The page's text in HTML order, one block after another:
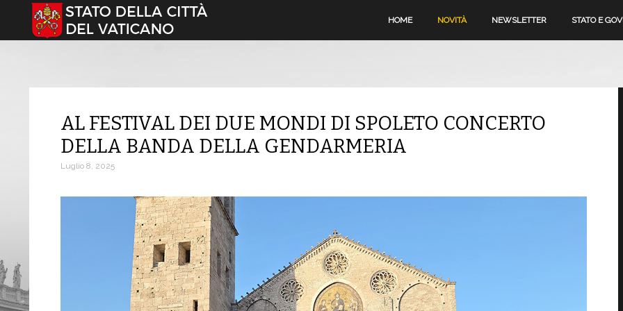
Seleziona la tua lingua HOME NOVITÀ NEWSLETTER STATO E
AL FESTIVAL DEI DUE MONDI DI SPOLETO CONCERTO
DELLA BANDA DELLA GENDARMERIA
Luglio 8, 2025